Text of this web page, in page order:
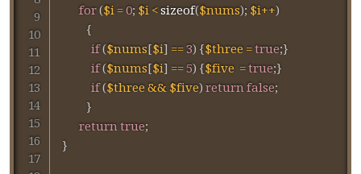
for($i=0;$i<sizeof($nums);$i++)
{
if($nums[$i] ==3){$three=true;}
if($nums[$i] ==5){$five =true;}
if($three&&$five)returnfalse;
}
returntrue;
}